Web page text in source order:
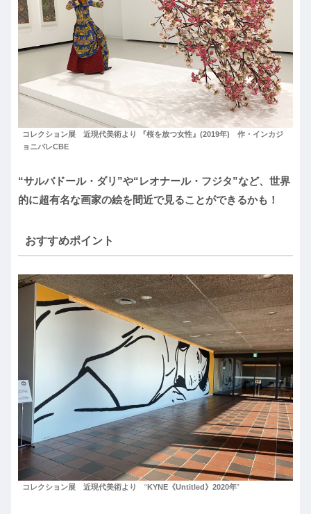
コレクション展 近現代美術より 『桜を放つ女性』(2019年) 作・インカジ
ョニバレCBE
“サルバドール・ダリ”や“レオナール・フジタ”など、世界
的に超有名な画家の絵を間近で見ることができるかも！
おすすめポイント
コレクション展 近現代美術より “KYNE《Untitled》2020年”